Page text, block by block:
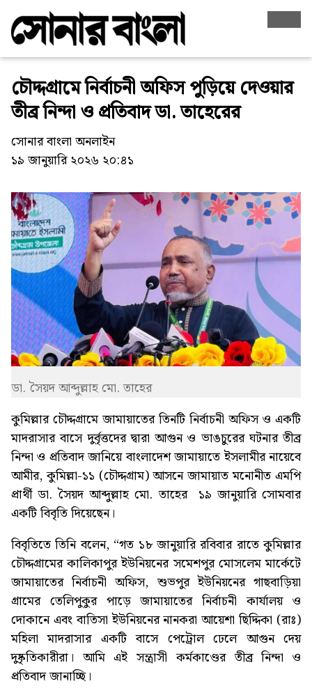
চৌদ্দগ্রামে নির্বাচনী অফিস পুড়িয়ে দেওয়ার
তীব্র নিন্দা ও প্রতিবাদ ডা. তাহেরের
সোনার বাংলা অনলাইন
১৯ জানুয়ারি ২০২৬ ২০:৪১
ডা. সৈয়দ আব্দুল্লাহ মো. তাহের
কুমিল্লার চৌদ্দগ্রামে জামায়াতের তিনটি নির্বাচনী অফিস ও একটি
মাদরাসার বাসে দুর্বৃত্তদের দ্বারা আগুন ও ভাঙচুরের ঘটনার তীব্র
নিন্দা ও প্রতিবাদ জানিয়ে বাংলাদেশ জামায়াতে ইসলামীর নায়েবে
আমীর, কুমিল্লা-১১ (চৌদ্দগ্রাম) আসনে জামায়াত মনোনীত এমপি
প্রার্থী ডা. সৈয়দ আব্দুল্লাহ মো. তাহের ১৯ জানুয়ারি সোমবার
একটি বিবৃতি দিয়েছেন।
বিবৃতিতে তিনি বলেন, “গত ১৮ জানুয়ারি রবিবার রাতে কুমিল্লার
চৌদ্দগ্রামের কালিকাপুর ইউনিয়নের সমেশপুর মোসলেম মার্কেটে
জামায়াতের নির্বাচনী অফিস, শুভপুর ইউনিয়নের গাছবাড়িয়া
গ্রামের তেলিপুকুর পাড়ে জামায়াতের নির্বাচনী কার্যালয় ও
দোকানে এবং বাতিসা ইউনিয়নের নানকরা আয়েশা ছিদ্দিকা (রাঃ)
মহিলা মাদরাসার একটি বাসে পেট্রোল ঢেলে আগুন দেয়
দুষ্কৃতিকারীরা। আমি এই সন্ত্রাসী কর্মকাণ্ডের তীব্র নিন্দা ও
প্রতিবাদ জানাচ্ছি।